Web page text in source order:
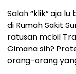
Salah “klik” aja
di Rumah Sakit
ratusan mobil
Gimana sih?
orang-orang